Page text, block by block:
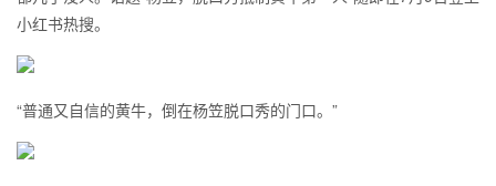
小红书热搜。
“普通又自信的黄牛，倒在杨笠脱口秀的门口。”